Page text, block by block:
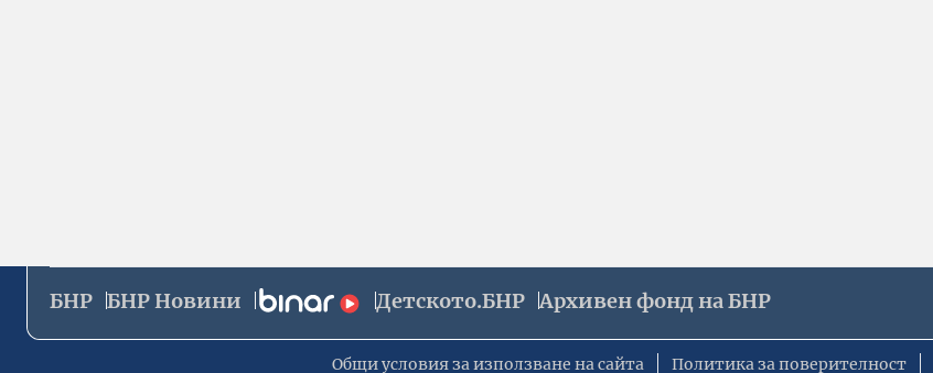
БНР БНР Новини Детското.БНР Архивен фонд на БНР
Общи условия за използване на сайта Политика за поверителност